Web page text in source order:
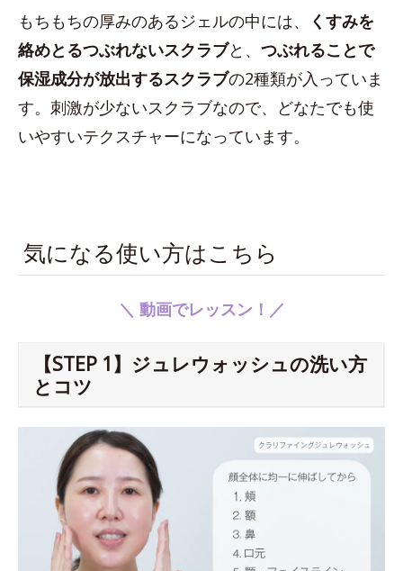
もちもちの厚みのあるジェルの中には、
くすみを
絡めとるつぶれないスクラブと、 つぶれることで
保湿成分が放出するスクラブの2種類が入っていま
す。刺激が少ないスクラブなので、どなたでも使
いやすいテクスチャーになっています。
気になる使い方はこちら
＼ 動画でレッスン！／
【STEP 1】ジュレウォッシュの洗い方
とコツ